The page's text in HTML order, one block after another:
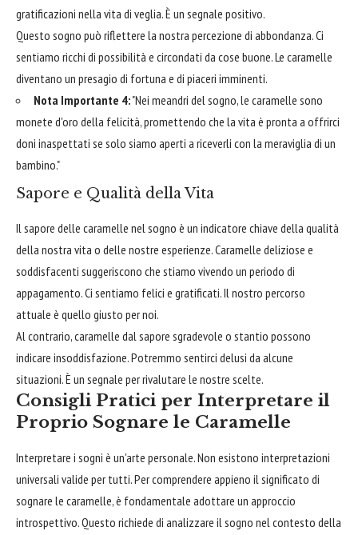
gratificazioni nella vita di veglia. È un segnale positivo.
Questo sogno può riflettere la nostra percezione di abbondanza. Ci
sentiamo ricchi di possibilità e circondati da cose buone. Le caramelle
diventano un presagio di fortuna e di piaceri imminenti.
Nota Importante 4:"Nei meandri del sogno, le caramelle sono
monete d'oro della felicità, promettendo che la vita è pronta a offrirci
doni inaspettati se solo siamo aperti a riceverli con la meraviglia di un
bambino."
Sapore e Qualità della Vita
Il sapore delle caramelle nel sogno è un indicatore chiave della qualità
della nostra vita o delle nostre esperienze. Caramelle deliziose e
soddisfacenti suggeriscono che stiamo vivendo un periodo di
appagamento. Ci sentiamo felici e gratificati. Il nostro percorso
attuale è quello giusto per noi.
Al contrario, caramelle dal sapore sgradevole o stantio possono
indicare insoddisfazione. Potremmo sentirci delusi da alcune
situazioni. È un segnale per rivalutare le nostre scelte.
Consigli Pratici per Interpretare il
Proprio Sognare le Caramelle
Interpretare i sogni è un'arte personale. Non esistono interpretazioni
universali valide per tutti. Per comprendere appieno il significato di
sognare le caramelle, è fondamentale adottare un approccio
introspettivo. Questo richiede di analizzare il sogno nel contesto della